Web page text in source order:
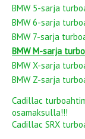
BMW 5-sarja
BMW 6-sarja
BMW 7-sarja
BMW M-sarja
BMW X-sarja
BMW Z-sarja
Cadillac
osamaksulla!!!
Cadillac SRX